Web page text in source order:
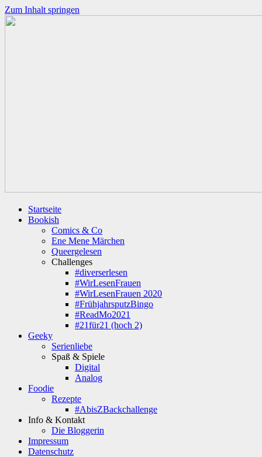
Zum Inhalt springen
Startseite
Bookish
Comics & Co
Ene Mene Märchen
Queergelesen
Challenges
#diverserlesen
#WirLesenFrauen
#WirLesenFrauen 2020
#FrühjahrsputzBingo
#ReadMo2021
#21für21 (hoch 2)
Geeky
Serienliebe
Spaß & Spiele
Digital
Analog
Foodie
Rezepte
#AbisZBackchallenge
Info & Kontakt
Die Bloggerin
Impressum
Datenschutz